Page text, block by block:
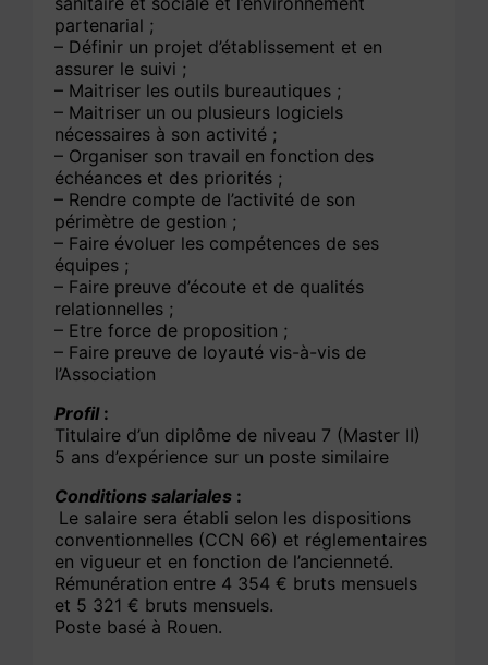
partenarial ;
– Définir un projet d’établissement et en
assurer le suivi ;
– Maitriser les outils bureautiques ;
– Maitriser un ou plusieurs logiciels
nécessaires à son activité ;
– Organiser son travail en fonction des
échéances et des priorités ;
– Rendre compte de l’activité de son
périmètre de gestion ;
– Faire évoluer les compétences de ses
équipes ;
– Faire preuve d’écoute et de qualités
relationnelles ;
– Etre force de proposition ;
– Faire preuve de loyauté vis-à-vis de
l’Association
Profil:
Titulaire d’un diplôme de niveau 7 (Master II)
5 ans d’expérience sur un poste similaire
Conditions salariales :
Le salaire sera établi selon les dispositions
conventionnelles (CCN 66) et réglementaires
en vigueur et en fonction de l’ancienneté.
Rémunération entre 4 354 € bruts mensuels
et 5 321 € bruts mensuels.
Poste basé à Rouen.